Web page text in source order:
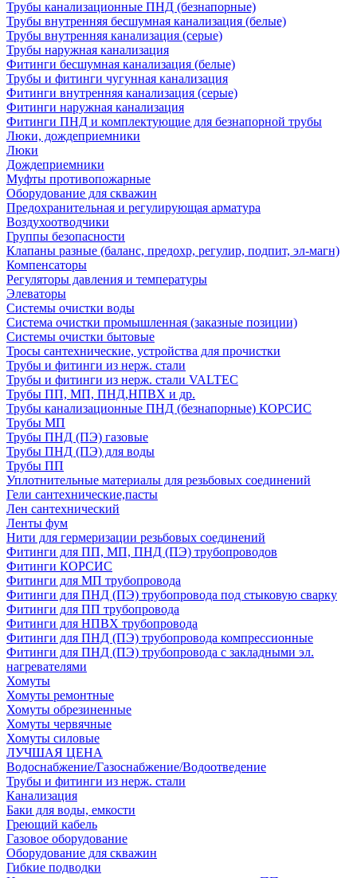
Трубы канализационные ПНД (безнапорные)
Трубы внутренняя бесшумная канализация (белые)
Трубы внутренняя канализация (серые)
Трубы наружная канализация
Фитинги бесшумная канализация (белые)
Трубы и фитинги чугунная канализация
Фитинги внутренняя канализация (серые)
Фитинги наружная канализация
Фитинги ПНД и комплектующие для безнапорной трубы
Люки, дождеприемники
Люки
Дождеприемники
Муфты противопожарные
Оборудование для скважин
Предохранительная и регулирующая арматура
Воздухоотводчики
Группы безопасности
Клапаны разные (баланс, предохр, регулир, подпит, эл-магн)
Компенсаторы
Регуляторы давления и температуры
Элеваторы
Системы очистки воды
Система очистки промышленная (заказные позиции)
Системы очистки бытовые
Тросы сантехнические, устройства для прочистки
Трубы и фитинги из нерж. стали
Трубы и фитинги из нерж. стали VALTEC
Трубы ПП, МП, ПНД,НПВХ и др.
Трубы канализационные ПНД (безнапорные) КОРСИС
Трубы МП
Трубы ПНД (ПЭ) газовые
Трубы ПНД (ПЭ) для воды
Трубы ПП
Уплотнительные материалы для резьбовых соединений
Гели сантехнические,пасты
Лен сантехнический
Ленты фум
Нити для гермеризации резьбовых соединений
Фитинги для ПП, МП, ПНД (ПЭ) трубопроводов
Фитинги КОРСИС
Фитинги для МП трубопровода
Фитинги для ПНД (ПЭ) трубопровода под стыковую сварку
Фитинги для ПП трубопровода
Фитинги для НПВХ трубопровода
Фитинги для ПНД (ПЭ) трубопровода компрессионные
Фитинги для ПНД (ПЭ) трубопровода с закладными эл.
нагревателями
Хомуты
Хомуты ремонтные
Хомуты обрезиненные
Хомуты червячные
Хомуты силовые
ЛУЧШАЯ ЦЕНА
Водоснабжение/Газоснабжение/Водоотведение
Трубы и фитинги из нерж. стали
Канализация
Баки для воды, емкости
Греющий кабель
Газовое оборудование
Оборудование для скважин
Гибкие подводки